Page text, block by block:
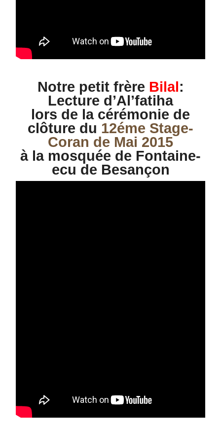
Notre petit frère Bilal:
Lecture d’Al’fatiha
lors de la cérémonie de
clôture du 12éme Stage-
Coran de Mai 2015
à la mosquée‬ de Fontaine-
ecu de Besançon‬